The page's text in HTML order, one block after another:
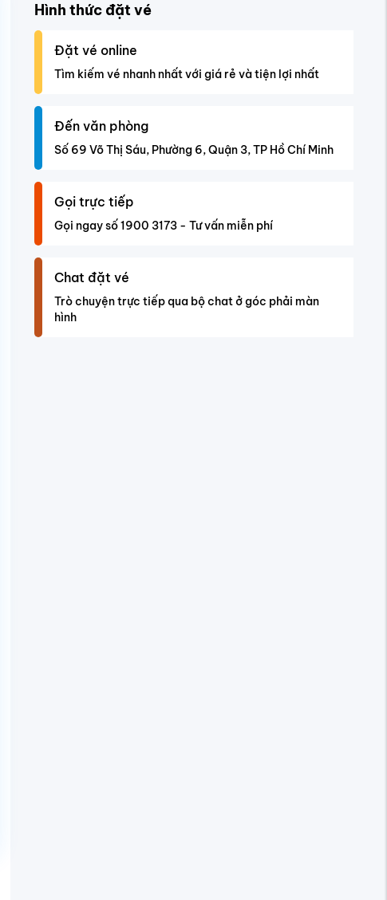
Hình thức đặt vé
Đặt vé online
Tìm kiếm vé nhanh nhất với giá rẻ và tiện lợi nhất
Đến văn phòng
Số 69 Võ Thị Sáu, Phường 6, Quận 3, TP Hồ Chí Minh
Gọi trực tiếp
Gọi ngay số 1900 3173 - Tư vấn miễn phí
Chat đặt vé
Trò chuyện trực tiếp qua bộ chat ở góc phải màn
hình